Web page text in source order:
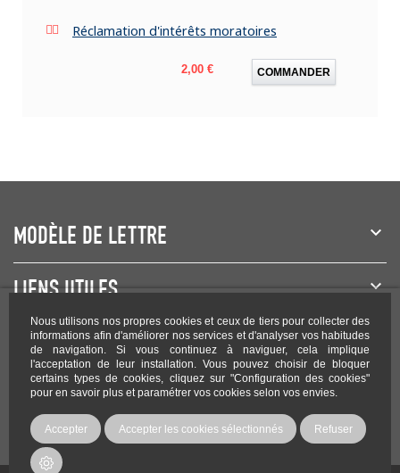
Nous utilisons nos propres cookies et ceux de tiers pour collecter des
informations afin d'améliorer nos services et d'analyser vos habitudes
de navigation. Si vous continuez à naviguer, cela implique
l'acceptation de leur installation. Vous pouvez choisir de bloquer
certains types de cookies, cliquez sur "Configuration des cookies"
pour en savoir plus et paramétrer vos cookies selon vos envies.
Accepter Accepter les cookies sélectionnés Refuser
Réclamation d'intérêts moratoires
Prix
2,00 € COMMANDER
MODÈLE DE LETTRE
LIENS UTILES
NEWSLETTER